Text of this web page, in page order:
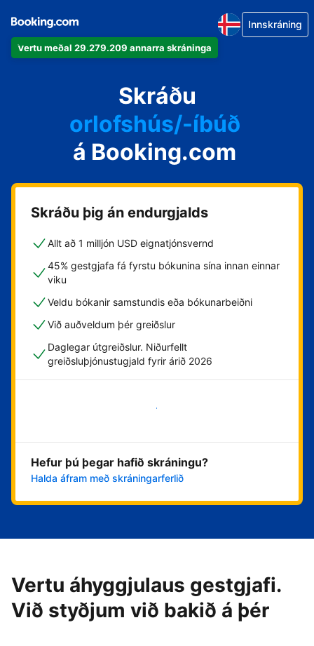
Vertu meðal 29.279.209 annarra skráninga
Innskráning
Skráðu
íbúðina þína
hótelið þitt
orlofshús/-íbúð
gistihúsið þitt
gistiheimilið þitt
á Booking.com
Skráðu þig án endurgjalds
Allt að 1 milljón USD eignatjónsvernd
45% gestgjafa fá fyrstu bókunina sína innan einnar
viku
Veldu bókanir samstundis eða bókunarbeiðni
Við auðveldum þér greiðslur
Daglegar útgreiðslur. Niðurfellt
greiðsluþjónustugjald fyrir árið 2026
Byrja núna
Hefur þú þegar hafið skráningu?
Halda áfram með skráningarferlið
Vertu áhyggjulaus gestgjafi.
Við styðjum við bakið á þér